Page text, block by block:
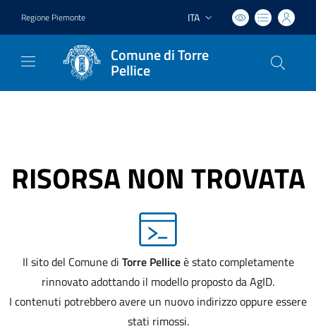
Regione Piemonte Lingua attiva:
ITA
Comune di Torre
Pellice
RISORSA NON TROVATA
Il sito del Comune di Torre Pelliceè stato completamente
rinnovato adottando il modello proposto da AgID.
I contenuti potrebbero avere un nuovo indirizzo oppure essere
stati rimossi.